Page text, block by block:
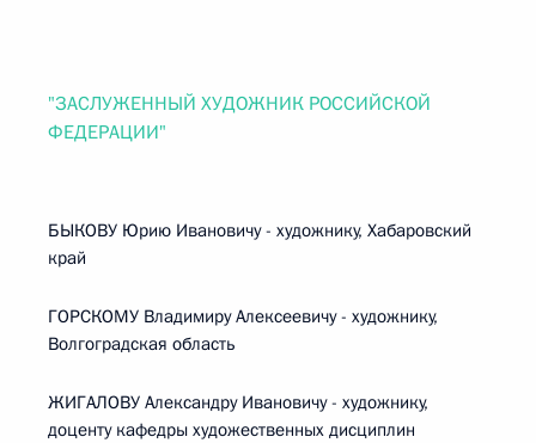
"ЗАСЛУЖЕННЫЙ ХУДОЖНИК РОССИЙСКОЙ
ФЕДЕРАЦИИ"
БЫКОВУ Юрию Ивановичу - художнику, Хабаровский
край
ГОРСКОМУ Владимиру Алексеевичу - художнику,
Волгоградская область
ЖИГАЛОВУ Александру Ивановичу - художнику,
доценту кафедры художественных дисциплин